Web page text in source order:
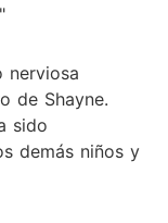
nerviosa
de Shayne.
sido
demás niños y